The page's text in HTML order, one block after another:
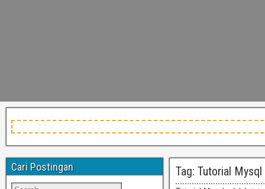
Tag: Tutorial Mysql
Cari Postingan